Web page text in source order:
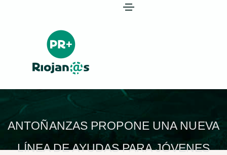
ANTOÑANZAS PROPONE UNA NUEVA
LÍNEA DE AYUDAS PARA JÓVENES